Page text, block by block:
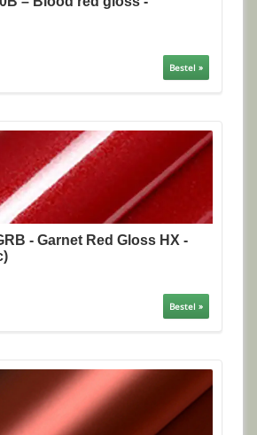
Bestel »
- Garnet Red Gloss HX -
Bestel »